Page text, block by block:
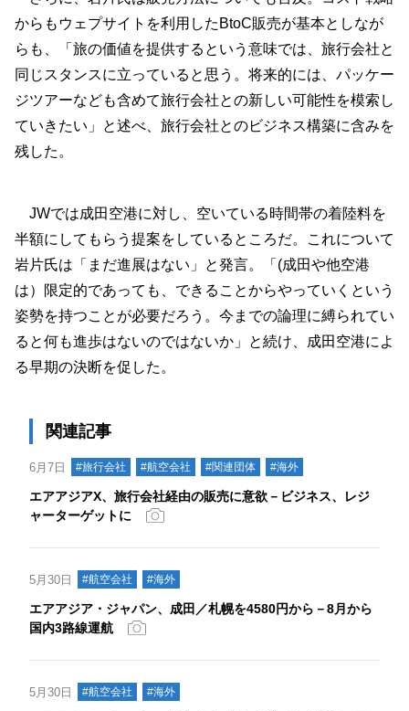
からもウェプサイトを利用したBtoC販売が基本としなが
らも、「旅の価値を提供するという意味では、旅行会社と
同じスタンスに立っていると思う。将来的には、パッケー
ジツアーなども含めて旅行会社との新しい可能性を模索し
ていきたい」と述べ、旅行会社とのビジネス構築に含みを
残した。
JWでは成田空港に対し、空いている時間帯の着陸料を
半額にしてもらう提案をしているところだ。これについて
岩片氏は「まだ進展はない」と発言。「(成田や他空港
は）限定的であっても、できることからやっていくという
姿勢を持つことが必要だろう。今までの論理に縛られてい
ると何も進歩はないのではないか」と続け、成田空港によ
る早期の決断を促した。
関連記事
6月7日 #旅行会社 #航空会社 #関連団体 #海外
エアアジアX、旅行会社経由の販売に意欲－ビジネス、レジ
ャーターゲットに
5月30日 #航空会社 #海外
エアアジア・ジャパン、成田／札幌を4580円から－8月から
国内3路線運航
5月30日 #航空会社 #海外